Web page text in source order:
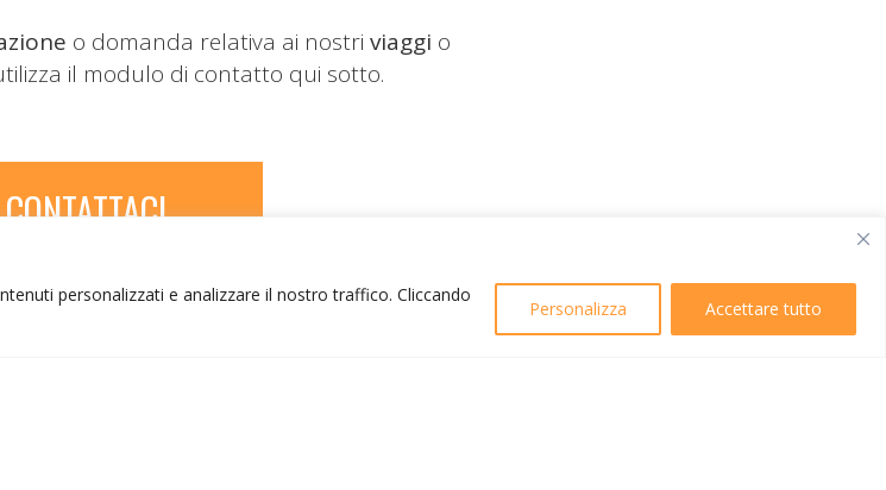
personalizzati e analizzare il nostro traffico. Cliccando
Personalizza Accettare tutto
o domanda relativa ai nostriviaggi o
il modulo di contatto qui sotto.
CONTATTACI